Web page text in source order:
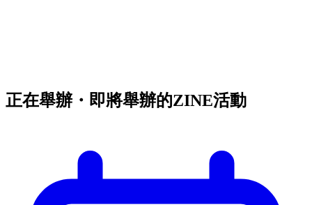
正在舉辦・即將舉辦的ZINE活動